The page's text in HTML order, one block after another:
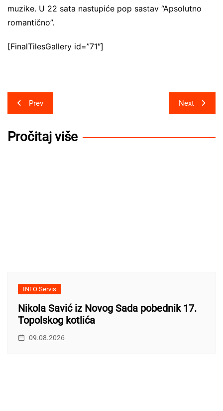
muzike. U 22 sata nastupiće pop sastav “Apsolutno
romantično”.
[FinalTilesGallery id=”71″]
Post
navigation
Prev Next
Pročitaj više
INFO Servis
Nikola Savić iz Novog Sada pobednik 17.
Topolskog kotlića
09.08.2026